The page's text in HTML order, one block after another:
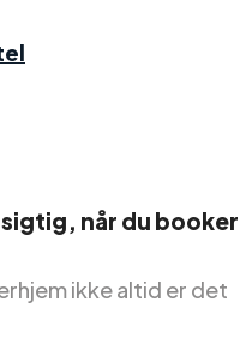
når du booker
ikke altid er det